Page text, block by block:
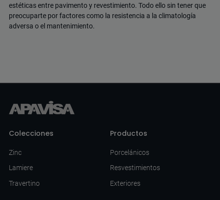
estéticas entre pavimento y revestimiento. Todo ello sin tener que
preocuparte por factores como la resistencia a la climatología
adversa o el mantenimiento.
Colecciones
Zinc
Lamiere
Travertino
Productos
Porcelánicos
Resvestimientos
Exteriores